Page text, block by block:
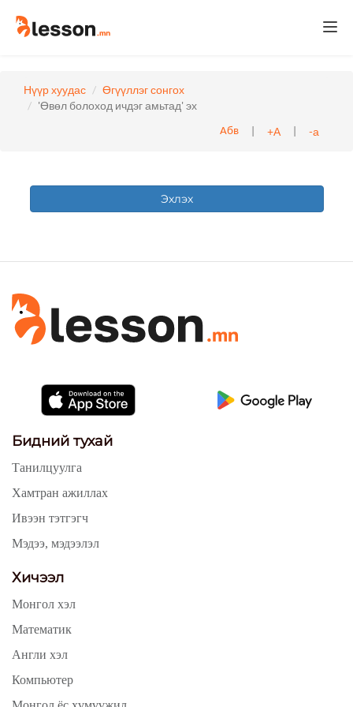
Нүүр хуудас
Өгүүллэг сонгох
'Өвөл болоход ичдэг амьтад' эх
Абв | +А | -а
Эхлэх
Бидний тухай
Танилцуулга
Хамтран ажиллах
Ивээн тэтгэгч
Мэдээ, мэдээлэл
Хичээл
Монгол хэл
Математик
Англи хэл
Компьютер